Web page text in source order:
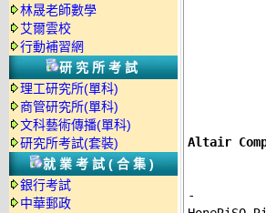
林晟老師數學
艾爾雲校
行動補習網
研究所考試
理工研究所(單科)
商管研究所(單科)
文科藝術傳播(單科)
研究所考試(套裝)
就業考試(合集)
銀行考試
中華郵政
Altair
-